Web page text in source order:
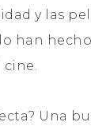
y las
han
cine.
Una